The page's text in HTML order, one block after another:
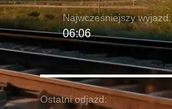
Najwcześniejszy wyjazd:
06:06
Ostatni odjazd: